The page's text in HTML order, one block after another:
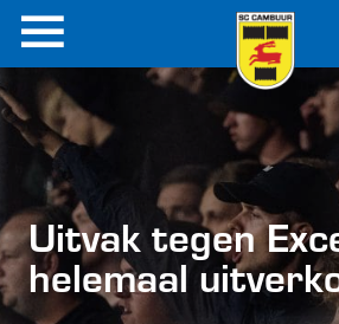
Uitvak tegen
helemaal